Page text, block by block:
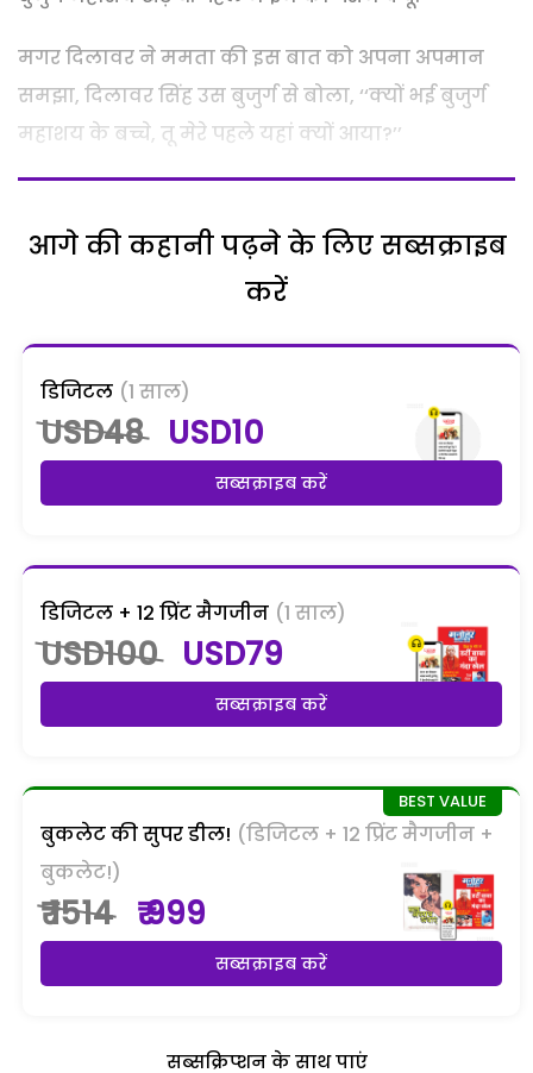
मगर दिलावर ने ममता की इस बात को अपना अपमान
समझा, दिलावर सिंह उस बुजुर्ग से बोला, ‘‘क्यों भई बुजुर्ग
महाशय के बच्चे, तू मेरे पहले यहां क्यों आया?’’
आगे की कहानी पढ़ने के लिए सब्सक्राइब
करें
डिजिटल (1 साल)
USD48 USD10
सब्सक्राइब करें
डिजिटल + 12 प्रिंट मैगजीन (1 साल)
USD100 USD79
सब्सक्राइब करें
बुकलेट की सुपर डील! (डिजिटल + 12 प्रिंट मैगजीन +
बुकलेट!)
₹ 1514 ₹ 999
सब्सक्राइब करें
सब्सक्रिप्शन के साथ पाएं